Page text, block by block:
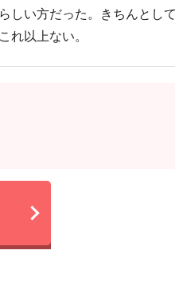
しい方だった。きちんとし
れ以上ない。